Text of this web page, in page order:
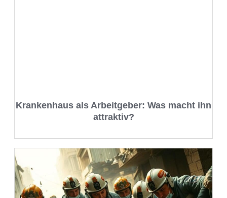
Krankenhaus als Arbeitgeber: Was macht ihn
attraktiv?